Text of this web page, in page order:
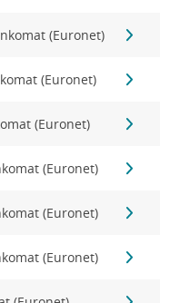
(Euronet)
(Euronet)
(Euronet)
(Euronet)
(Euronet)
(Euronet)